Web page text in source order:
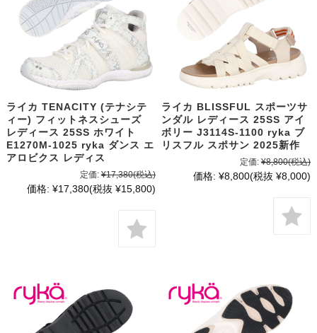
ライカ TENACITY (テナシテ
ィー) フィットネスシューズ
レディース 25SS ホワイト
E1270M-1025 ryka ダンス エ
アロビクス レディス
定価: ¥17,380(税込)
価格: ¥17,380(税抜 ¥15,800)
ライカ BLISSFUL スポーツサ
ンダル レディース 25SS アイ
ボリー J3114S-1100 ryka ブ
リスフル スポサン 2025新作
定価: ¥8,800(税込)
価格: ¥8,800(税抜 ¥8,000)